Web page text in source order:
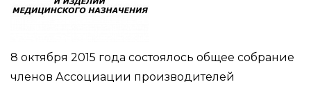
8 октября 2015 года состоялось общее собрание
членов Ассоциации производителей